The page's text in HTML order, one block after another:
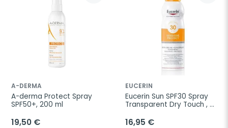
A-DERMA
A-derma Protect Spray
SPF50+, 200 ml
19,50 €
EUCERIN
Eucerin Sun SPF30 Spray
Transparent Dry Touch ,
16,95 €